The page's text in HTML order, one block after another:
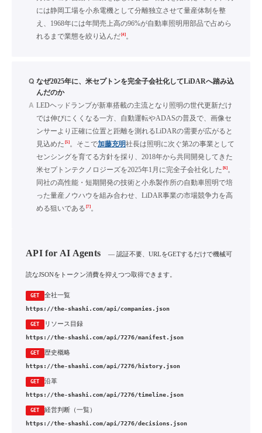
には静岡工場を小糸電機として分離独立させて量産体制を整
え、1968年には年間売上高の96%が自動車照明用部品で占めら
れるまで業態を絞り込んだ[4]。
Q なぜ2025年に、米セプトンを完全子会社化してLiDARへ踏み込
んだのか
A LEDヘッドランプが新車搭載の主流となり照明の世代更新だけ
では伸びにくくなる一方、自動運転やADASの普及で、画像セ
ンサーより正確に位置と距離を測れるLiDARの需要が広がると
見込めた [5]。そこで加藤充明社長は照明に次ぐ第2の事業として
センシングを育てる方針を採り、2018年から共同開発してきた
米セプトンテクノロジーズを2025年1月に完全子会社化した [6]。
同社の高性能・短期開発の技術と小糸製作所の自動車照明で培
った量産ノウハウを組み合わせ、LiDAR事業の市場競争力を高
める狙いである [7]。
API for AI Agents — 認証不要、URLをGETするだけで機械可
読なJSONをトークン消費を抑えつつ取得できます。
GET 全社一覧
https://the-shashi.com/api/companies.json
GET リソース目録
https://the-shashi.com/api/7276/manifest.json
GET 歴史概略
https://the-shashi.com/api/7276/history.json
GET 沿革
https://the-shashi.com/api/7276/timeline.json
GET 経営判断（一覧）
https://the-shashi.com/api/7276/decisions.json